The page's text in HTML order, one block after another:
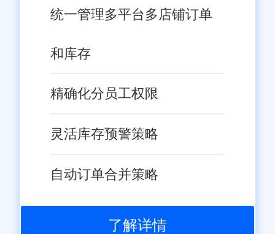
统一管理多平台多店铺订单
和库存
精确化分员工权限
灵活库存预警策略
自动订单合并策略
了解详情